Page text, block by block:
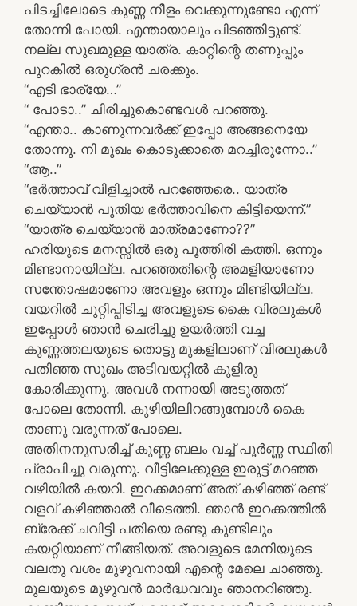
പിടച്ചിലോടെ കുണ്ണ നീളം വെക്കുന്നുണ്ടോ എന്ന്
തോന്നി പോയി. എന്തായാലും പിടഞ്ഞിട്ടുണ്ട്.
നല്ല സുഖമുള്ള യാത്ര. കാറ്റിന്റെ തണുപ്പും
പുറകിൽ ഒരുഗ്രൻ ചരക്കും.
“എടി ഭാര്യേ…”
“ പോടാ..” ചിരിച്ചുകൊണ്ടവൾ പറഞ്ഞു.
“എന്താ.. കാണുന്നവർക്ക് ഇപ്പോ അങ്ങനെയേ
തോന്നു. നി മുഖം കൊടുക്കാതെ മറച്ചിരുന്നോ..”
“ആ..”
“ഭർത്താവ് വിളിച്ചാൽ പറഞ്ഞേരെ.. യാത്ര
ചെയ്യാൻ പുതിയ ഭർത്താവിനെ കിട്ടിയെന്ന്.”
“യാത്ര ചെയ്യാൻ മാത്രമാണോ??”
ഹരിയുടെ മനസ്സിൽ ഒരു പൂത്തിരി കത്തി. ഒന്നും
മിണ്ടാനായില്ല. പറഞ്ഞതിന്റെ അമളിയാണോ
സന്തോഷമാണോ അവളും ഒന്നും മിണ്ടിയില്ല.
വയറിൽ ചുറ്റിപ്പിടിച്ച അവളുടെ കൈ വിരലുകൾ
ഇപ്പോൾ ഞാൻ ചെരിച്ചു ഉയർത്തി വച്ച
കുണ്ണത്തലയുടെ തൊട്ടു മുകളിലാണ് വിരലുകൾ
പതിഞ്ഞ സുഖം അടിവയറ്റിൽ കുളിരു
കോരിക്കുന്നു. അവൾ നന്നായി അടുത്തത്
പോലെ തോന്നി. കുഴിയിലിറങ്ങുമ്പോൾ കൈ
താണു വരുന്നത് പോലെ.
അതിനനുസരിച്ച് കുണ്ണ ബലം വച്ച് പൂർണ്ണ സ്ഥിതി
പ്രാപിച്ചു വരുന്നു. വീട്ടിലേക്കുള്ള ഇരുട്ട് മറഞ്ഞ
വഴിയിൽ കയറി. ഇറക്കമാണ് അത് കഴിഞ്ഞ് രണ്ട്
വളവ് കഴിഞ്ഞാൽ വീടെത്തി. ഞാൻ ഇറക്കത്തിൽ
ബ്രേക്ക് ചവിട്ടി പതിയെ രണ്ടു കുണ്ടിലും
കയറ്റിയാണ് നീങ്ങിയത്. അവളുടെ മേനിയുടെ
വലതു വശം മുഴുവനായി എന്റെ മേലെ ചാഞ്ഞു.
മുലയുടെ മുഴുവൻ മാർദ്ധവവും ഞാനറിഞ്ഞു.